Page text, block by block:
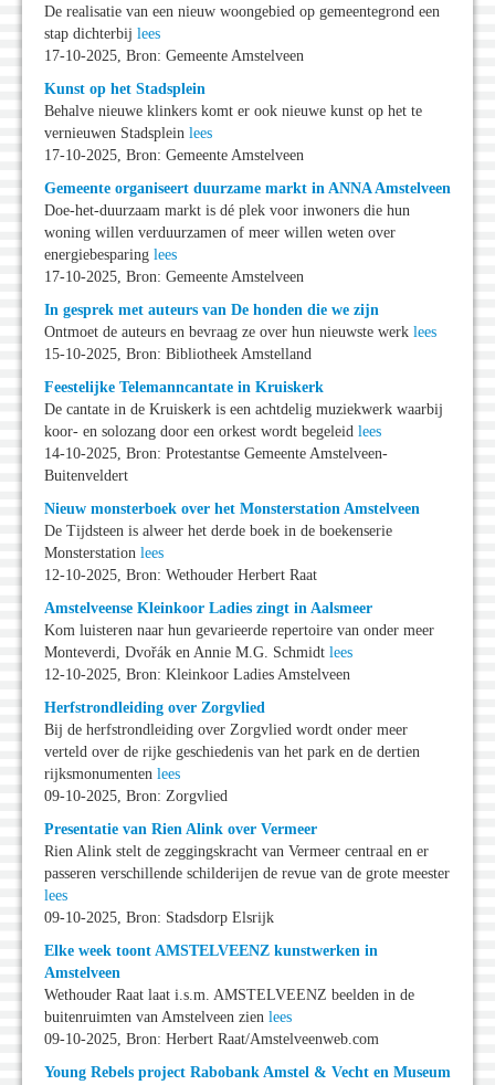
De realisatie van een nieuw woongebied op gemeentegrond een
stap dichterbij lees
17-10-2025, Bron: Gemeente Amstelveen
Kunst op het Stadsplein
Behalve nieuwe klinkers komt er ook nieuwe kunst op het te
vernieuwen Stadsplein lees
17-10-2025, Bron: Gemeente Amstelveen
Gemeente organiseert duurzame markt in ANNA Amstelveen
Doe-het-duurzaam markt is dé plek voor inwoners die hun
woning willen verduurzamen of meer willen weten over
energiebesparing lees
17-10-2025, Bron: Gemeente Amstelveen
In gesprek met auteurs van De honden die we zijn
Ontmoet de auteurs en bevraag ze over hun nieuwste werk lees
15-10-2025, Bron: Bibliotheek Amstelland
Feestelijke Telemanncantate in Kruiskerk
De cantate in de Kruiskerk is een achtdelig muziekwerk waarbij
koor- en solozang door een orkest wordt begeleid lees
14-10-2025, Bron: Protestantse Gemeente Amstelveen-
Buitenveldert
Nieuw monsterboek over het Monsterstation Amstelveen
De Tijdsteen is alweer het derde boek in de boekenserie
Monsterstation lees
12-10-2025, Bron: Wethouder Herbert Raat
Amstelveense Kleinkoor Ladies zingt in Aalsmeer
Kom luisteren naar hun gevarieerde repertoire van onder meer
Monteverdi, Dvořák en Annie M.G. Schmidt lees
12-10-2025, Bron: Kleinkoor Ladies Amstelveen
Herfstrondleiding over Zorgvlied
Bij de herfstrondleiding over Zorgvlied wordt onder meer
verteld over de rijke geschiedenis van het park en de dertien
rijksmonumenten lees
09-10-2025, Bron: Zorgvlied
Presentatie van Rien Alink over Vermeer
Rien Alink stelt de zeggingskracht van Vermeer centraal en er
passeren verschillende schilderijen de revue van de grote meester
lees
09-10-2025, Bron: Stadsdorp Elsrijk
Elke week toont AMSTELVEENZ kunstwerken in
Amstelveen
Wethouder Raat laat i.s.m. AMSTELVEENZ beelden in de
buitenruimten van Amstelveen zien lees
09-10-2025, Bron: Herbert Raat/Amstelveenweb.com
Young Rebels project Rabobank Amstel & Vecht en Museum